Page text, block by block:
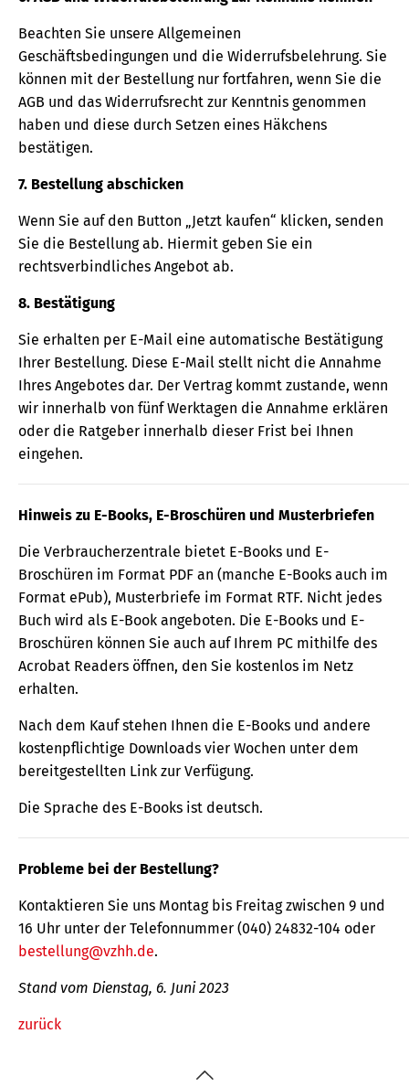
Beachten Sie unsere Allgemeinen
Geschäftsbedingungen und die Widerrufsbelehrung. Sie
können mit der Bestellung nur fortfahren, wenn Sie die
AGB und das Widerrufsrecht zur Kenntnis genommen
haben und diese durch Setzen eines Häkchens
bestätigen.
7. Bestellung abschicken
Wenn Sie auf den Button „Jetzt kaufen“ klicken, senden
Sie die Bestellung ab. Hiermit geben Sie ein
rechtsverbindliches Angebot ab.
8. Bestätigung
Sie erhalten per E-Mail eine automatische Bestätigung
Ihrer Bestellung. Diese E-Mail stellt nicht die Annahme
Ihres Angebotes dar. Der Vertrag kommt zustande, wenn
wir innerhalb von fünf Werktagen die Annahme erklären
oder die Ratgeber innerhalb dieser Frist bei Ihnen
eingehen.
Hinweis zu E-Books, E-Broschüren und Musterbriefen
Die Verbraucherzentrale bietet E-Books und E-
Broschüren im Format PDF an (manche E-Books auch im
Format ePub), Musterbriefe im Format RTF. Nicht jedes
Buch wird als E-Book angeboten. Die E-Books und E-
Broschüren können Sie auch auf Ihrem PC mithilfe des
Acrobat Readers öffnen, den Sie kostenlos im Netz
erhalten.
Nach dem Kauf stehen Ihnen die E-Books und andere
kostenpflichtige Downloads vier Wochen unter dem
bereitgestellten Link zur Verfügung.
Die Sprache des E-Books ist deutsch.
Probleme bei der Bestellung?
Kontaktieren Sie uns Montag bis Freitag zwischen 9 und
16 Uhr unter der Telefonnummer (040) 24832-104 oder
bestellung@vzhh.de.
Stand vom Dienstag, 6. Juni 2023
zurück